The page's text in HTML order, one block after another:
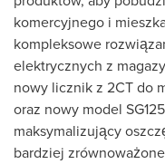
komercyjnego i
kompleksowe
elektrycznych z
nowy licznik z 2CT do
oraz nowy model
maksymalizujący
bardziej